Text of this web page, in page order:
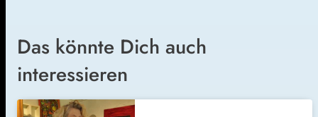
Das könnte Dich auch
interessieren